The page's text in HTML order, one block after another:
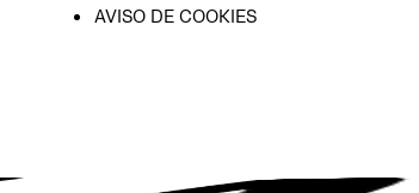
AVISO DE COOKIES